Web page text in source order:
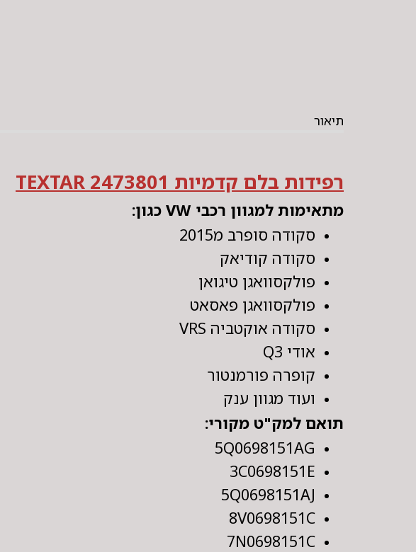
תיאור
רפידות בלם קדמיות TEXTAR 2473801
מתאימות למגוון רכבי VW כגון:
סקודה סופרב מ2015
סקודה קודיאק
פולקסוואגן טיגואן
פולקסוואגן פאסאט
סקודה אוקטביה VRS
אודי Q3
קופרה פורמנטור
ועוד מגוון ענק
תואם למק"ט מקורי:
5Q0698151AG
3C0698151E
5Q0698151AJ
8V0698151C
7N0698151C